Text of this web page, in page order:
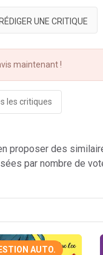
RÉDIGER UNE CRITIQUE
maintenant !
les critiques
proposer des
par nombre de
AUTO.